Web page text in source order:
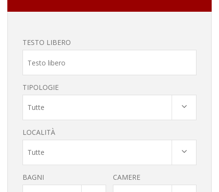
TESTO LIBERO
TIPOLOGIE
Tutte
LOCALITÀ
Tutte
BAGNI CAMERE